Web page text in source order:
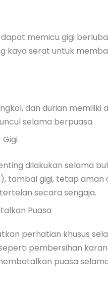
memicu gigi
kaya serat untuk
dan durian memiliki
selama berpuasa.
dilakukan selama
tambal gigi, tetap aman
secara sengaja.
Puasa
perhatian khusus
pembersihan
puasa